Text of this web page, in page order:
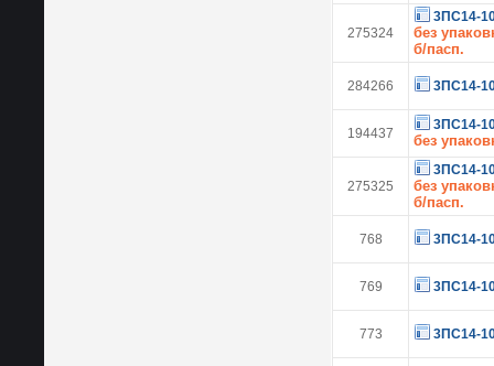
275324
3ПС14-
без
б/пасп.
284266 3ПС14-
194437
3ПС14-
без
275325
3ПС14-
без
б/пасп.
768 3ПС14-
769 3ПС14-
773 3ПС14-